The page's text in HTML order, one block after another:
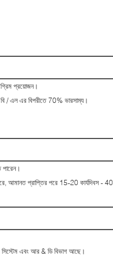
প্রয়োজন।
/ এল এর বিপরীতে 70% ভারসাম্য।
পারেন।
আমানত প্রাপ্তির পরে 15-20 কার্যদিবস -
সিস্টেম এবং আর & ডি বিভাগ আছে।